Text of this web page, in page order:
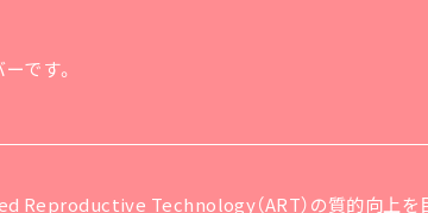
です。
Reproductive Technology（ART）の質的向上を